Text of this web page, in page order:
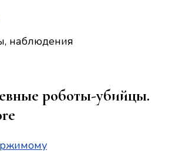
наблюдения
роботы-убийцы.